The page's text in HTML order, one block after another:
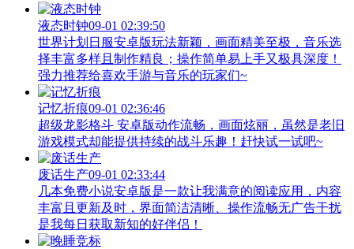
液态时钟09-01 02:39:50
世界计划日服安卓版玩法新颖，画面精美至极，音乐选
择丰富多样且制作精良；操作简单易上手又极具深度！
强力推荐给喜欢手游与音乐的玩家们~
记忆折痕09-01 02:36:46
超级龙影格斗 安卓版动作流畅，画面炫丽，虽然是老旧
游戏模式却能提供持续的战斗乐趣！赶快试一试吧~
废话生产09-01 02:33:44
几本免费小说安卓版是一款让我满意的阅读应用，内容
丰富且更新及时，界面简洁清晰、操作流畅无广告干扰
是我每日获取新知的好伴侣！